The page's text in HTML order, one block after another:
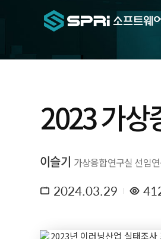
2023 가상
이슬기 가상융합연구실 선임
2024.03.29